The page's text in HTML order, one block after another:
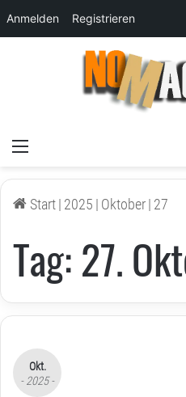
Anmelden Registrieren
Menü
Start| 2025 | Oktober| 27
Tag:27.
Okt.
- 2025 -